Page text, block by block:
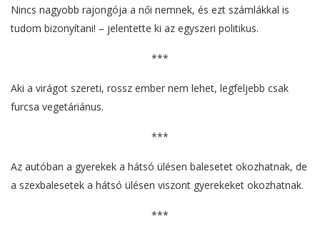
Nincs nagyobb rajongója a női nemnek, és ezt számlákkal is
tudom bizonyítani! – jelentette ki az egyszeri politikus.
***
Aki a virágot szereti, rossz ember nem lehet, legfeljebb csak
furcsa vegetáriánus.
***
Az autóban a gyerekek a hátsó ülésen balesetet okozhatnak, de
a szexbalesetek a hátsó ülésen viszont gyerekeket okozhatnak.
***